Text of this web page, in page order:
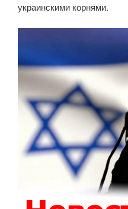
украинскими корнями.